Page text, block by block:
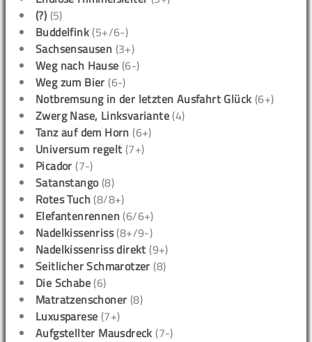
(?) (5)
Buddelfink (5+/6-)
Sachsensausen (3+)
Weg nach Hause (6-)
Weg zum Bier (6-)
Notbremsung in der letzten Ausfahrt Glück (6+)
Zwerg Nase, Linksvariante (4)
Tanz auf dem Horn (6+)
Universum regelt (7+)
Picador (7-)
Satanstango(8)
Rotes Tuch (8/8+)
Elefantenrennen (6/6+)
Nadelkissenriss(8+/9-)
Nadelkissenriss direkt (9+)
Seitlicher Schmarotzer (8)
Die Schabe (6)
Matratzenschoner (8)
Luxusparese (7+)
Aufgstellter Mausdreck (7-)